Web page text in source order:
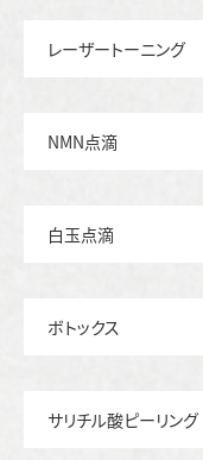
レーザートーニング
NMN点滴
白玉点滴
ボトックス
サリチル酸ピーリング